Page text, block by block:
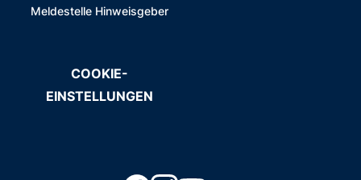
Meldestelle Hinweisgeber
COOKIE-
EINSTELLUNGEN